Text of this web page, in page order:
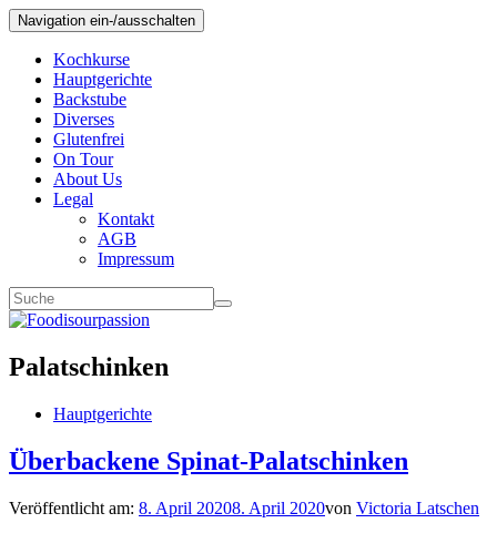
Navigation ein-/ausschalten
Kochkurse
Hauptgerichte
Backstube
Diverses
Glutenfrei
On Tour
About Us
Legal
Kontakt
AGB
Impressum
Palatschinken
Hauptgerichte
Überbackene Spinat-Palatschinken
Veröffentlicht am: 8. April 20208. April 2020von Victoria Latschen